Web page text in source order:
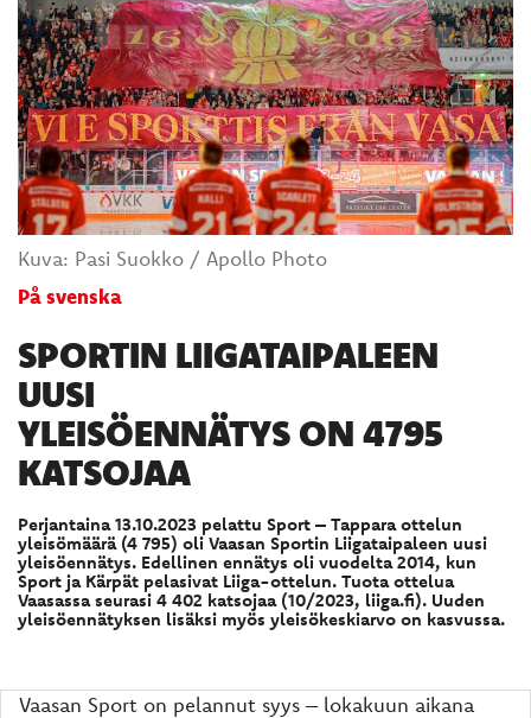
Kuva: Pasi Suokko / Apollo Photo
På svenska
SPORTIN LIIGATAIPALEEN
UUSI
YLEISÖENNÄTYS ON 4795
KATSOJAA
Perjantaina 13.10.2023 pelattu Sport – Tappara ottelun
yleisömäärä (4 795) oli Vaasan Sportin Liigataipaleen uusi
yleisöennätys. Edellinen ennätys oli vuodelta 2014, kun
Sport ja Kärpät pelasivat Liiga-ottelun. Tuota ottelua
Vaasassa seurasi 4 402 katsojaa (10/2023, liiga.fi). Uuden
yleisöennätyksen lisäksi myös yleisökeskiarvo on kasvussa.
Vaasan Sport on pelannut syys – lokakuun aikana